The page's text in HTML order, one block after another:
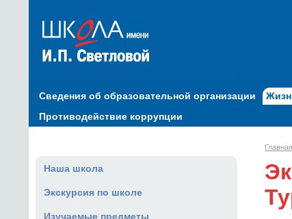
Сведения об образовательной организации
Противодействие коррупции
Наша школа
Экскурсия по школе
Изучаемые предметы
Главная